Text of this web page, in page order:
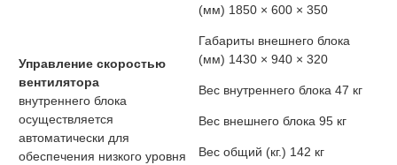
Управление скоростью
вентилятора
внутреннего блока
осуществляется
автоматически для
обеспечения низкого уровня
(мм) 1850 × 600 × 350
Габариты внешнего блока
(мм) 1430 × 940 × 320
Вес внутреннего блока 47 кг
Вес внешнего блока 95 кг
Вес общий (кг.) 142 кг